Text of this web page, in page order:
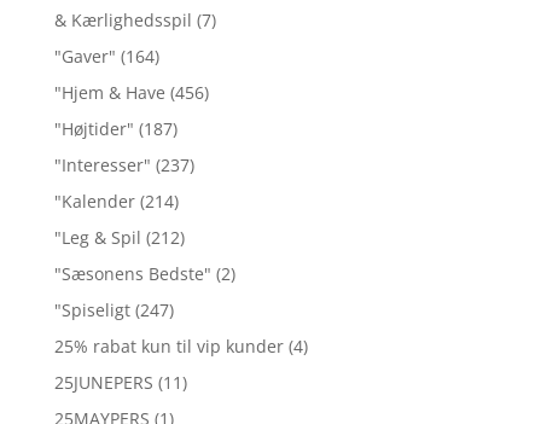
& Kærlighedsspil (7)
"Gaver" (164)
"Hjem & Have (456)
"Højtider" (187)
"Interesser" (237)
"Kalender (214)
"Leg & Spil (212)
"Sæsonens Bedste" (2)
"Spiseligt (247)
25% rabat kun til vip kunder (4)
25JUNEPERS (11)
25MAYPERS (1)